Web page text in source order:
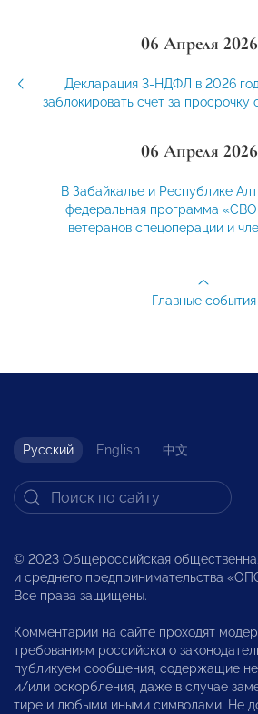
06 Апреля 2026
Декларация 3-НДФЛ в 2026
заблокировать счет за просрочку
06 Апреля 2026
В Забайкалье и Республике
федеральная программа
ветеранов спецоперации и
Главные события
Русский English 中文
© 2023 Общероссийская
и среднего предпринимательства
Все права защищены.
Комментарии на сайте проходят
требованиям российского
публикуем сообщения, содержащие
и/или оскорбления, даже в случае
тире и любыми иными символами. Не